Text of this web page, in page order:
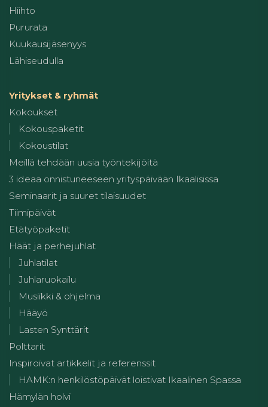
Hiihto
Pururata
Kuukausijäsenyys
Lähiseudulla
Yritykset & ryhmät
Kokoukset
Kokouspaketit
Kokoustilat
Meillä tehdään uusia työntekijöitä
3 ideaa onnistuneeseen yrityspäivään Ikaalisissa
Seminaarit ja suuret tilaisuudet
Tiimipäivät
Etätyöpaketit
Häät ja perhejuhlat
Juhlatilat
Juhlaruokailu
Musiikki & ohjelma
Hääyö
Lasten Synttärit
Polttarit
Inspiroivat artikkelit ja referenssit
HAMK:n henkilöstöpäivät loistivat Ikaalinen Spassa
Hämylän holvi